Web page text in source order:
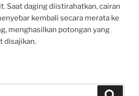
Saat daging diistirahatkan, cairan
kembali secara merata ke
menghasilkan potongan yang
disajikan.